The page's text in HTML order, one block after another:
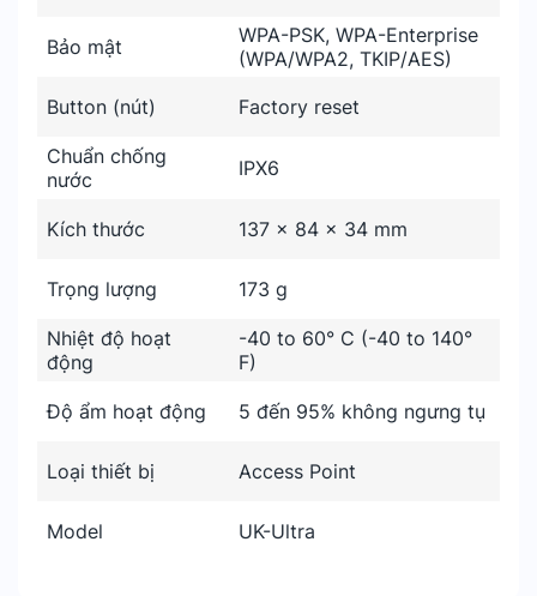
Bảo mật
WPA-PSK, WPA-Enterprise
(WPA/WPA2, TKIP/AES)
Button (nút)
Factory reset
Chuẩn chống
nước
IPX6
Kích thước 137 x 84 x 34 mm
Trọng lượng 173 g
Nhiệt độ hoạt
động
-40 to 60° C (-40 to 140°
F)
Độ ẩm hoạt động 5 đến 95% không ngưng tụ
Loại thiết bị Access Point
Model UK-Ultra